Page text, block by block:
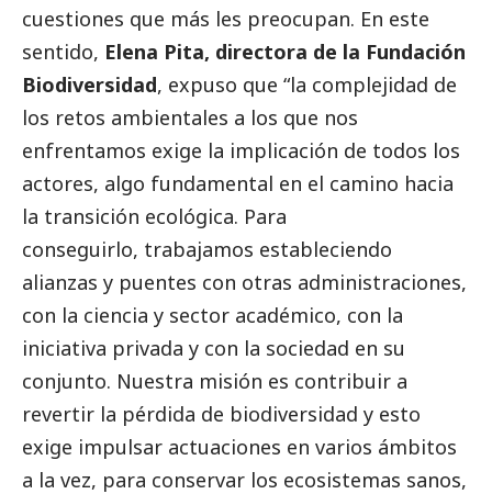
cuestiones que más les preocupan. En este
sentido, Elena Pita, directora de la Fundación
Biodiversidad, expuso que “la complejidad de
los retos ambientales a los que nos
enfrentamos exige la implicación de todos los
actores, algo fundamental en el camino hacia
la transición ecológica. Para
conseguirlo, trabajamos estableciendo
alianzas y puentes con otras administraciones,
con la ciencia y sector académico, con la
iniciativa privada y con la sociedad en su
conjunto. Nuestra misión es contribuir a
revertir la pérdida de biodiversidad y esto
exige impulsar actuaciones en varios ámbitos
a la vez, para conservar los ecosistemas sanos,